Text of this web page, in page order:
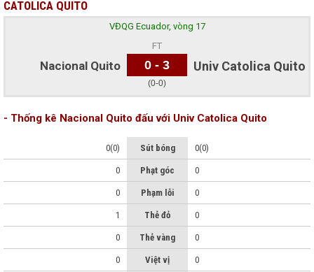
CATOLICA QUITO
VĐQG Ecuador, vòng 17
Nacional Quito
FT
0 - 3
(0-0)
Univ Catolica Quito
- Thống kê Nacional Quito đấu với Univ Catolica Quito
0(0) Sút bóng 0(0)
0 Phạt góc 0
0 Phạm lỗi 0
1 Thẻ đỏ 0
0 Thẻ vàng 0
0 Việt vị 0